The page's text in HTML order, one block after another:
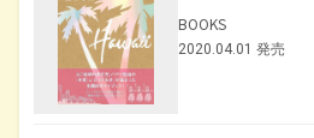
BOOKS
2020.04.01 発売